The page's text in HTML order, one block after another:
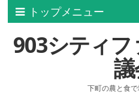
トップメニュー
903シティ
下町の農と食